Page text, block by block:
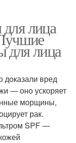
лица
для лица
доказали вред
— оно ускоряет
морщины,
рак.
SPF —